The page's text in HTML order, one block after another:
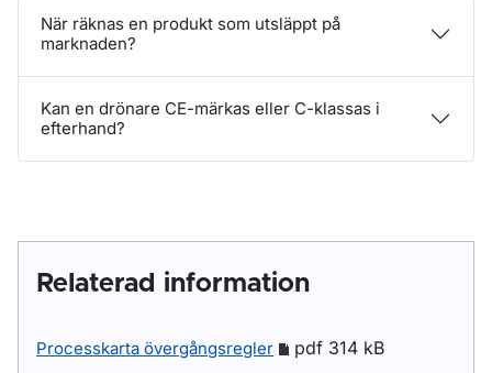
När räknas en produkt som utsläppt på
marknaden?
Kan en drönare CE-märkas eller C-klassas i
efterhand?
Relaterad information
Processkarta övergångsregler pdf 314 kB